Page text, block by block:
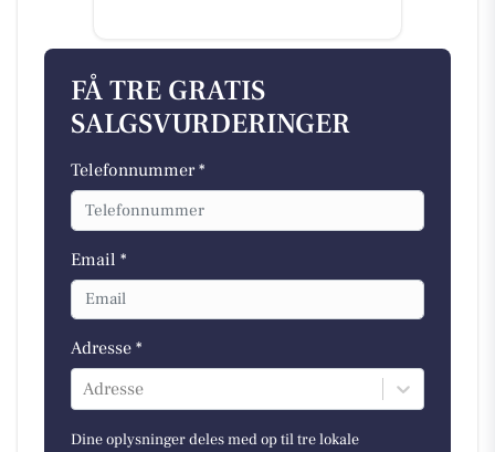
FÅ TRE GRATIS
SALGSVURDERINGER
Telefonnummer *
Email *
Adresse *
Adresse
Dine oplysninger deles med op til tre lokale